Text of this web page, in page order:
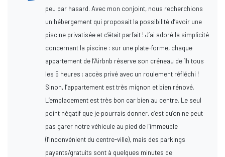
peu par hasard. Avec mon conjoint, nous recherchions
un hébergement qui proposait la possibilité d’avoir une
piscine privatisée et c’était parfait ! J’ai adoré la simplicité
concernant la piscine : sur une plate-forme, chaque
appartement de l’Airbnb réserve son créneau de 1h tous
les 5 heures : accès privé avec un roulement réfléchi !
Sinon, l’appartement est très mignon et bien rénové.
L’emplacement est très bon car bien au centre. Le seul
point négatif que je pourrais donner, c’est qu’on ne peut
pas garer notre véhicule au pied de l’immeuble
(l’inconvénient du centre-ville), mais des parkings
payants/gratuits sont à quelques minutes de